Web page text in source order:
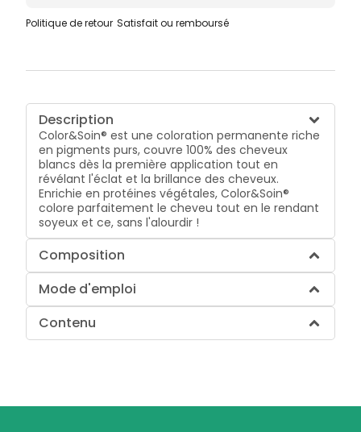
Politique de retour Satisfait ou remboursé
Description
Color&Soin® est une coloration permanente riche
en pigments purs, couvre 100% des cheveux
blancs dès la première application tout en
révélant l'éclat et la brillance des cheveux.
Enrichie en protéines végétales, Color&Soin®
colore parfaitement le cheveu tout en le rendant
soyeux et ce, sans l'alourdir !
Composition
Mode d'emploi
Contenu